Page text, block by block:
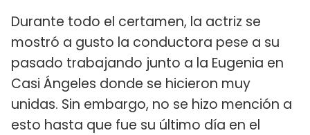
Durante todo el certamen, la actriz se
mostró a gusto la conductora pese a su
pasado trabajando junto a la Eugenia en
Casi Ángeles donde se hicieron muy
unidas. Sin embargo, no se hizo mención a
esto hasta que fue su último día en el